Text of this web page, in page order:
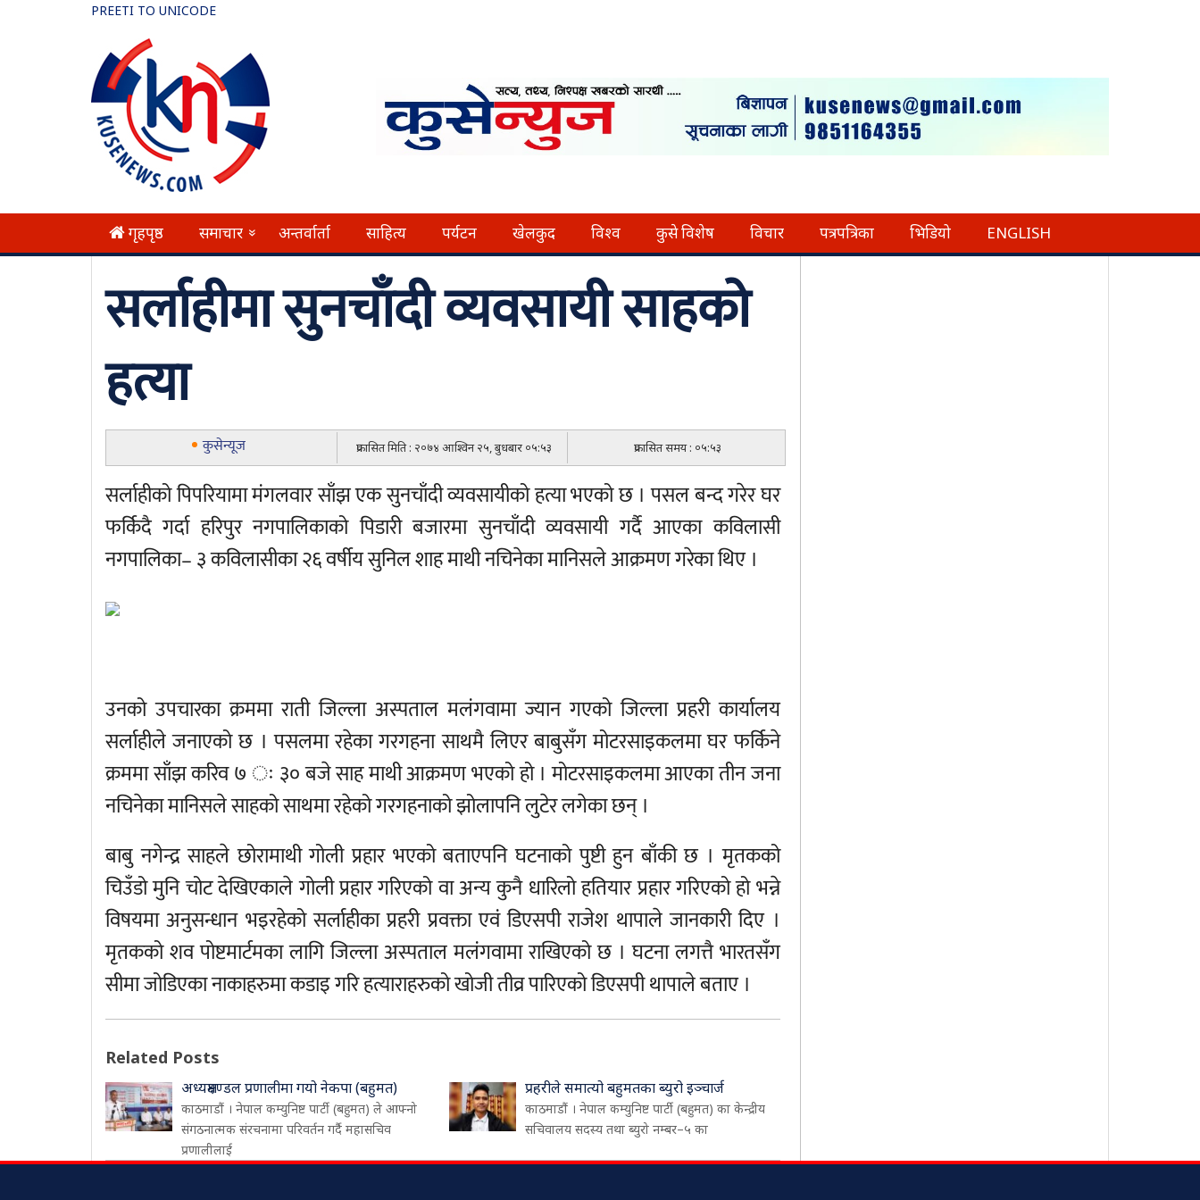
PREETI TO UNICODE
गृहपृष्ठ समाचार » अन्तर्वार्ता साहित्य पर्यटन खेलकुद विश्व कुसे विशेष विचार पत्रपत्रिका भिडियो ENGLISH
सर्लाहीमा सुनचाँदी व्यवसायी साहको
हत्या
कुसेन्यूज प्रकासित मिति : २०७४ आश्विन २५, बुधबार ०५:५३ प्रकासित समय : ०५:५३
सर्लाहीको पिपरियामा मंगलवार साँझ एक सुनचाँदी व्यवसायीको हत्या भएको छ । पसल बन्द गरेर घर
फर्किदै गर्दा हरिपुर नगपालिकाको पिडारी बजारमा सुनचाँदी व्यवसायी गर्दै आएका कविलासी
नगपालिका– ३ कविलासीका २६ वर्षीय सुनिल शाह माथी नचिनेका मानिसले आक्रमण गरेका थिए ।
उनको उपचारका क्रममा राती जिल्ला अस्पताल मलंगवामा ज्यान गएको जिल्ला प्रहरी कार्यालय
सर्लाहीले जनाएको छ । पसलमा रहेका गरगहना साथमै लिएर बाबुसँग मोटरसाइकलमा घर फर्किने
क्रममा साँझ करिव ७ ः ३० बजे साह माथी आक्रमण भएको हो । मोटरसाइकलमा आएका तीन जना
नचिनेका मानिसले साहको साथमा रहेको गरगहनाको झोलापनि लुटेर लगेका छन् ।
बाबु नगेन्द्र साहले छोरामाथी गोली प्रहार भएको बताएपनि घटनाको पुष्टी हुन बाँकी छ । मृतकको
चिउँडो मुनि चोट देखिएकाले गोली प्रहार गरिएको वा अन्य कुनै धारिलो हतियार प्रहार गरिएको हो भन्ने
विषयमा अनुसन्धान भइरहेको सर्लाहीका प्रहरी प्रवक्ता एवं डिएसपी राजेश थापाले जानकारी दिए ।
मृतकको शव पोष्टमार्टमका लागि जिल्ला अस्पताल मलंगवामा राखिएको छ । घटना लगत्तै भारतसँग
सीमा जोडिएका नाकाहरुमा कडाइ गरि हत्याराहरुको खोजी तीव्र पारिएको डिएसपी थापाले बताए ।
Related Posts
अध्यक्षमण्डल प्रणालीमा गयो नेकपा (बहुमत)
काठमाडौं । नेपाल कम्युनिष्ट पार्टी (बहुमत) ले आफ्नो
संगठनात्मक संरचनामा परिवर्तन गर्दै महासचिव
प्रणालीलाई
प्रहरीले समात्यो बहुमतका ब्युरो इञ्चार्ज
काठमाडौं । नेपाल कम्युनिष्ट पार्टी (बहुमत) का केन्द्रीय
सचिवालय सदस्य तथा ब्युरो नम्बर–५ का